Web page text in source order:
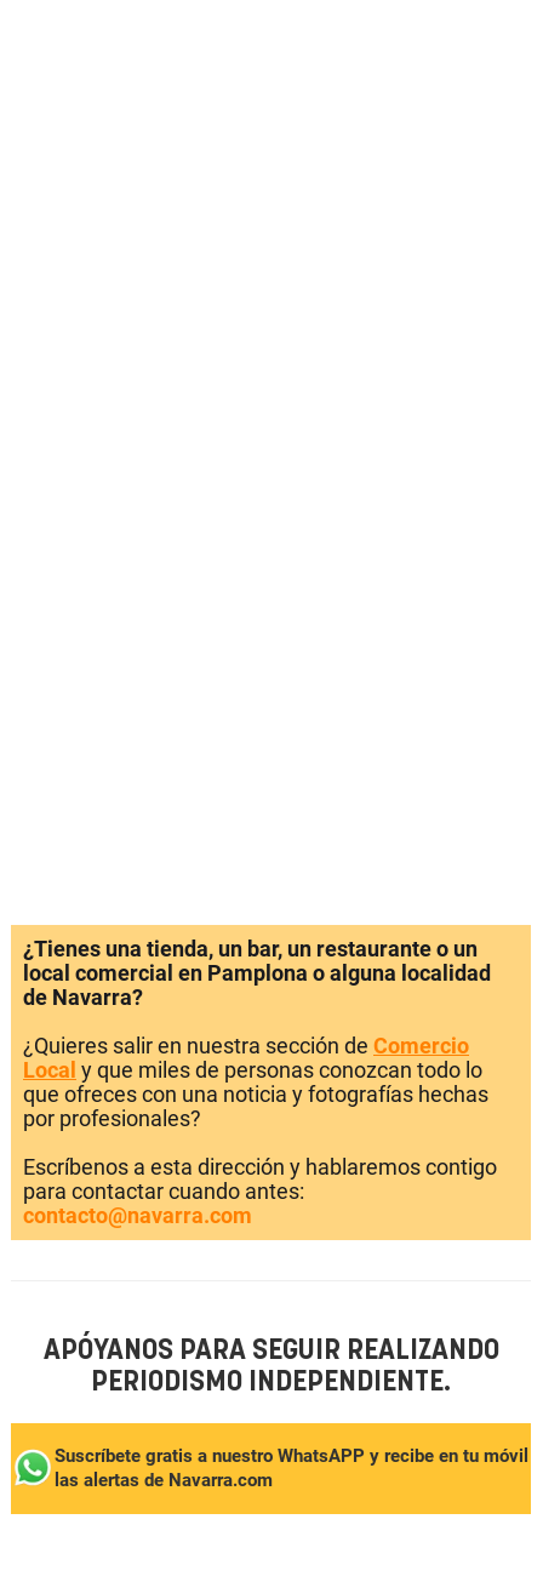
¿Tienes una tienda, un bar, un restaurante o un
local comercial en Pamplona o alguna localidad
de Navarra?
¿Quieres salir en nuestra sección de Comercio
Local y que miles de personas conozcan todo lo
que ofreces con una noticia y fotografías hechas
por profesionales?
Escríbenos a esta dirección y hablaremos contigo
para contactar cuando antes:
contacto@navarra.com
APÓYANOS PARA SEGUIR REALIZANDO
PERIODISMO INDEPENDIENTE.
Suscríbete gratis a nuestro WhatsAPP y recibe en tu móvil
las alertas de Navarra.com